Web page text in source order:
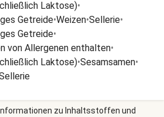
Laktose)•
Getreide•Weizen•Sellerie•
Getreide•
von Allergenen enthalten•
Laktose)•Sesamsamen•
zu Inhaltsstoffen und